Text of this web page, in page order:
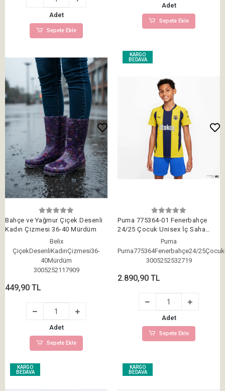
Adet
Sepete Ekle
Adet
Sepete Ekle
Bahçe ve Yağmur Çiçek Desenli
Kadın Çizmesi 36-40 Mürdüm
Belix
ÇiçekDesenliKadınÇizmesi36-
40Mürdüm
3005252117909
449,90 TL
Adet
Sepete Ekle
KARGO
BEDAVA
Puma 775364-01 Fenerbahçe
24/25 Çocuk Unisex İç Saha
Çubuklu Forması Sarı-Lacivert
Puma
Puma775364Fenerbahçe24/
3005252532719
2.890,90 TL
Adet
Sepete Ekle
KARGO
BEDAVA
KARGO
BEDAVA